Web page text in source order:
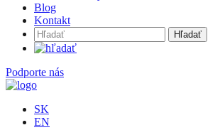
Blog
Kontakt
Hľadať:
Podporte nás
SK
EN